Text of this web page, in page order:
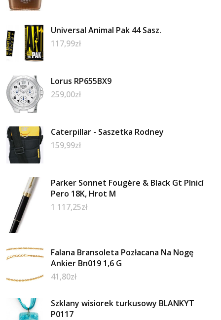
Universal Animal Pak 44 Sasz.
117,99zł
Lorus RP655BX9
259,00zł
Caterpillar - Saszetka Rodney
159,99zł
Parker Sonnet Fougère & Black Gt Plnicí
Pero 18K, Hrot M
1 117,25zł
Falana Bransoleta Pozłacana Na Nogę
Ankier Bn019 1,6 G
41,80zł
Szklany wisiorek turkusowy BLANKYT
P0117